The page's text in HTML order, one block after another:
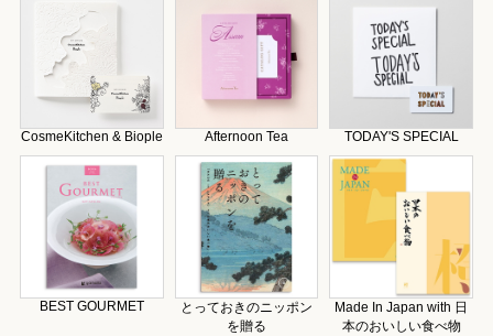
CosmeKitchen & Biople Afternoon Tea TODAY'S SPECIAL
BEST GOURMET
とっておきのニッポン
を贈る
Made In Japan with 日
本のおいしい食べ物